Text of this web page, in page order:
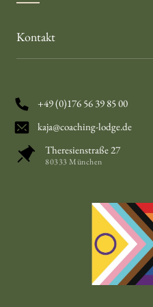
Kontakt
+49 (0)176 56 39 85 00
kaja@coaching-lodge.de
Theresienstraße 27
80333 München